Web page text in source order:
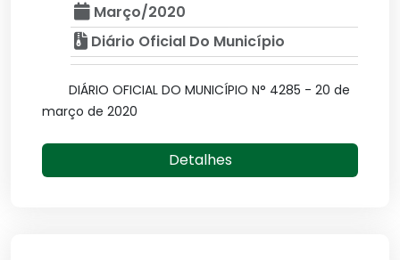
Março/2020
Diário Oficial Do Município
DIÁRIO OFICIAL DO MUNICÍPIO N° 4285 - 20 de
março de 2020
Detalhes